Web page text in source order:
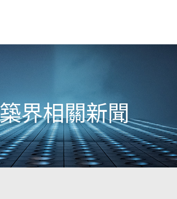
界相關新聞